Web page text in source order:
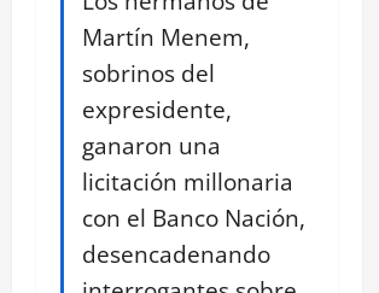
Martín Menem,
sobrinos del
expresidente,
ganaron una
licitación millonaria
con el Banco Nación,
desencadenando